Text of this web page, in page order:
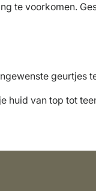
te voorkomen.
geurtjes
huid van top tot